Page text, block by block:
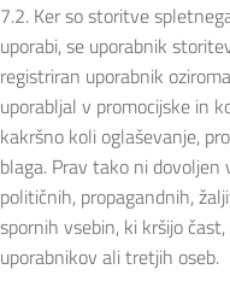
7.2. Ker so storitve
uporabi, se uporabnik
registriran uporabnik
uporabljal v promocijske in
kakršno koli oglaševanje,
blaga. Prav tako ni
političnih, propagandnih,
spornih vsebin, ki kršijo
uporabnikov ali tretjih oseb.